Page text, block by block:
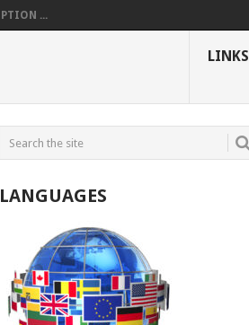
...
LINKS
LANGUAGES